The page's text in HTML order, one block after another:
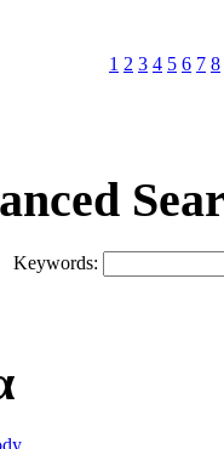
1 2 3 4 5 6 7 8
Keywords: